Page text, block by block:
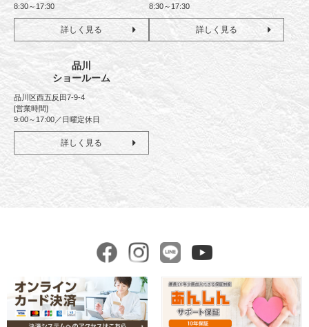
8:30～17:30
詳しく見る
8:30～17:30
詳しく見る
品川
ショールーム
品川区西五反田7-9-4
[営業時間]
9:00～17:00／日曜定休日
詳しく見る